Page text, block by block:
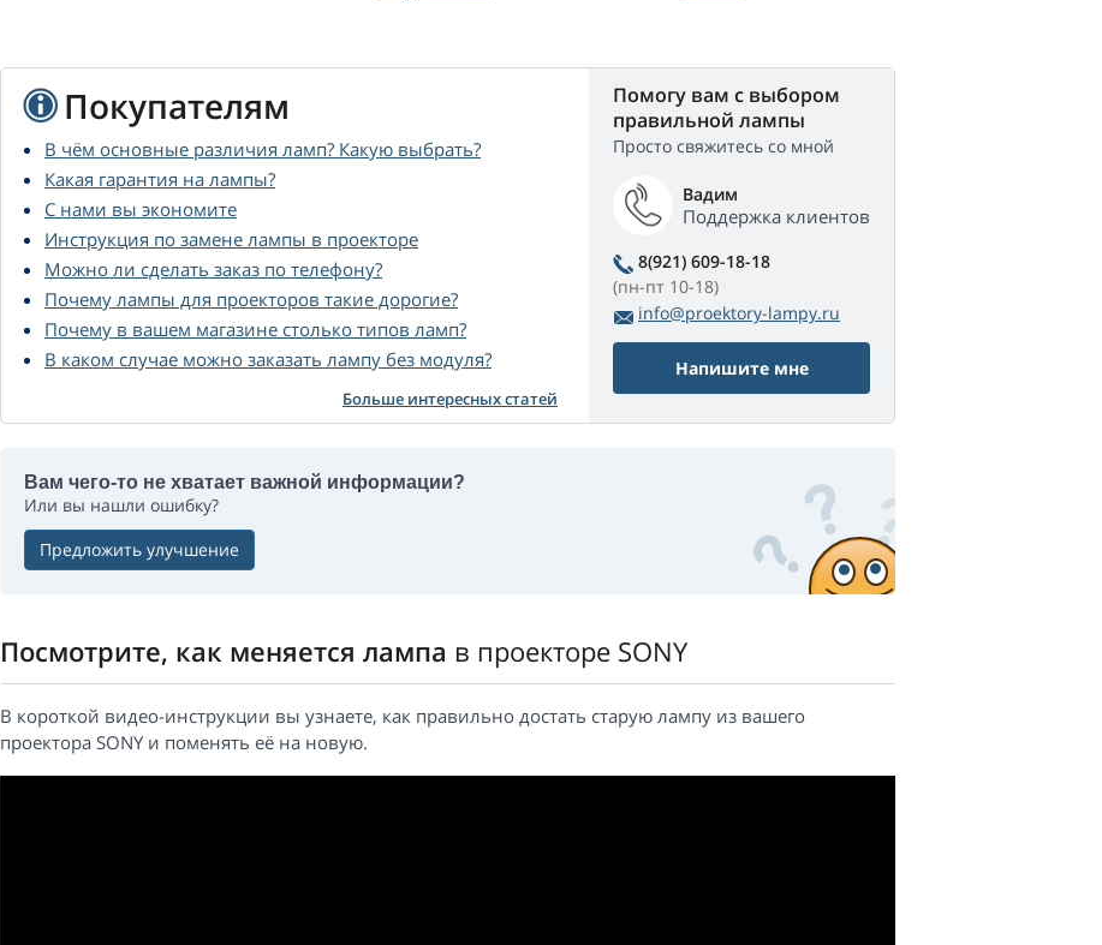
Покупателям
В чём основные различия ламп? Какую выбрать?
Какая гарантия на лампы?
С нами вы экономите
Инструкция по замене лампы в проекторе
Можно ли сделать заказ по телефону?
Почему лампы для проекторов такие дорогие?
Почему в вашем магазине столько типов ламп?
В каком случае можно заказать лампу без модуля?
Больше интересных статей
Помогу вам с выбором
правильной лампы
Просто свяжитесь со мной
Вадим
Поддержка клиентов
8(921) 609-18-18
(пн-пт 10-18)
info@proektory-lampy.ru
Напишите мне
Вам чего-то не хватает важной информации?
Или вы нашли ошибку?
Предложить улучшение
Посмотрите, как меняется лампа в проекторе SONY
В короткой видео-инструкции вы узнаете, как правильно достать старую лампу из вашего
проектора SONY и поменять её на новую.